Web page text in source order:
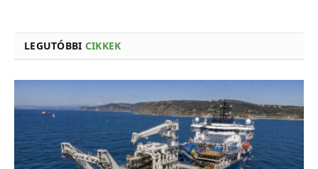
LEGUTÓBBI CIKKEK